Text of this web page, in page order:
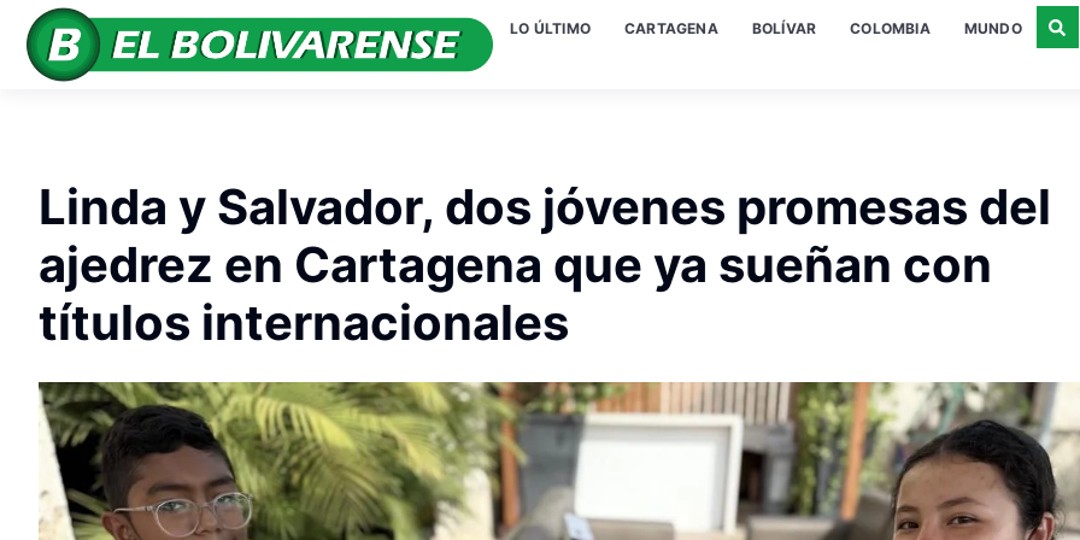
LO ÚLTIMO CARTAGENA BOLÍVAR COLOMBIA MUNDO
Linda y Salvador, dos jóvenes promesas del
ajedrez en Cartagena que ya sueñan con
títulos internacionales